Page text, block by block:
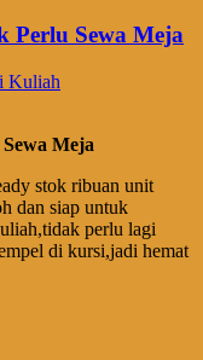
Perlu Sewa Meja
Kuliah
Meja
stok ribuan unit
dan siap untuk
perlu lagi
di kursi,jadi hemat